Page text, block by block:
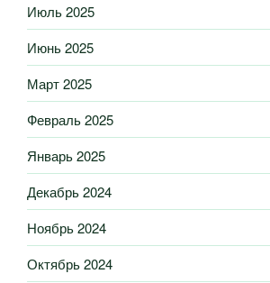
Июль 2025
Июнь 2025
Март 2025
Февраль 2025
Январь 2025
Декабрь 2024
Ноябрь 2024
Октябрь 2024